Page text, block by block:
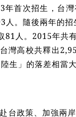
首次招生，台
。隨後兩年的
人。2015年共
灣高校共釋出
生」的落差相當大
台政策、加強兩